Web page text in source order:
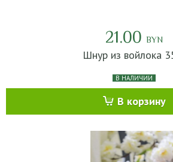
21.00 BYN
Шнур из войлока
В НАЛИЧИИ
В корзину